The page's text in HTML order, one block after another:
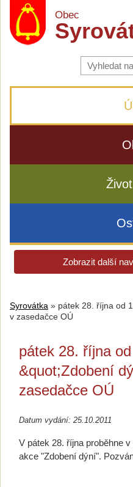
Obec
Vyhledávání
na
stránkách
Zobrazit další
Syrovátka » pátek 28. října od
v zasedačce OÚ
pátek 28. října
&quot;Zdobení
zasedačce OÚ
Datum vydání: 25.10.2011
V pátek 28. října proběhne
akce "Zdobení dýní".